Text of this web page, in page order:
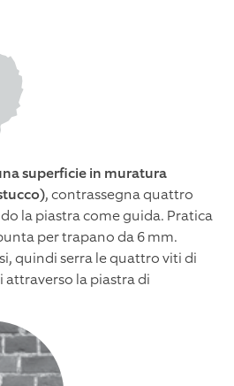
superficie in muratura
, contrassegna quattro
la piastra come guida. Pratica
per trapano da 6 mm.
quindi serra le quattro viti di
la piastra di